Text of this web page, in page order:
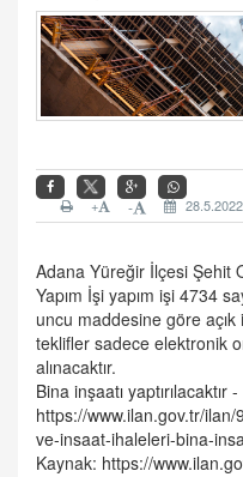
-
+
Adana Yüreğir İlçesi Şehit
Yapım İşi yapım işi 4734
uncu maddesine göre
teklifler sadece elektronik
alınacaktır.
Bina inşaatı
https://www.ilan.gov.tr/
ve-insaat-ihaleleri-bina-
Kaynak: https://